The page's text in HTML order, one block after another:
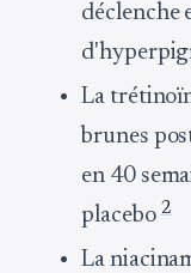
déclenche
La
brunes
en 40
placebo 2
La